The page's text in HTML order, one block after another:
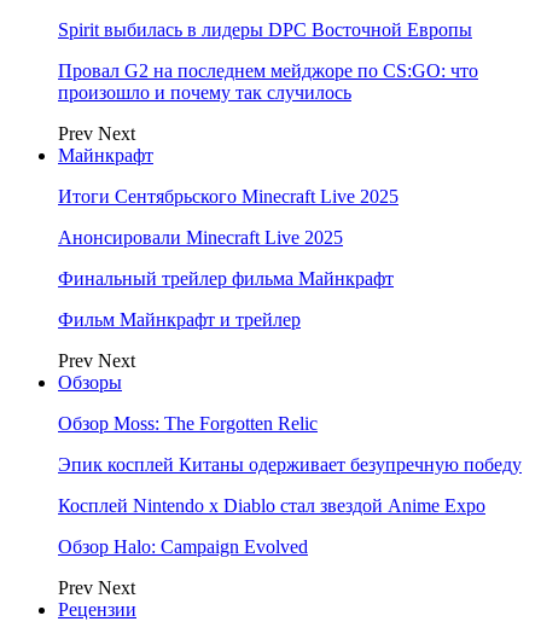
Spirit выбилась в лидеры DPC Восточной Европы
Провал G2 на последнем мейджоре по CS:GO: что
произошло и почему так случилось
Prev Next
Майнкрафт
Итоги Сентябрьского Minecraft Live 2025
Анонсировали Minecraft Live 2025
Финальный трейлер фильма Майнкрафт
Фильм Майнкрафт и трейлер
Prev Next
Обзоры
Обзор Moss: The Forgotten Relic
Эпик косплей Китаны одерживает безупречную победу
Косплей Nintendo x Diablo стал звездой Anime Expo
Обзор Halo: Campaign Evolved
Prev Next
Рецензии